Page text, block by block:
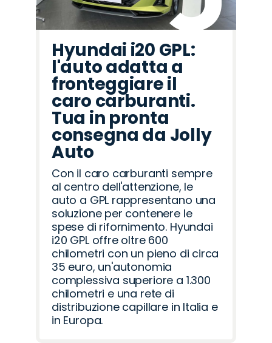
Hyundai i20 GPL:
l'auto adatta a
fronteggiare il
caro carburanti.
Tua in pronta
consegna da Jolly
Auto
Con il caro carburanti sempre
al centro dell'attenzione, le
auto a GPL rappresentano una
soluzione per contenere le
spese di rifornimento. Hyundai
i20 GPL offre oltre 600
chilometri con un pieno di circa
35 euro, un'autonomia
complessiva superiore a 1.300
chilometri e una rete di
distribuzione capillare in Italia e
in Europa.